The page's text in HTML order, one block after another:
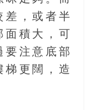
差，或者半
積大，可
要注意底部
梯更闊，造